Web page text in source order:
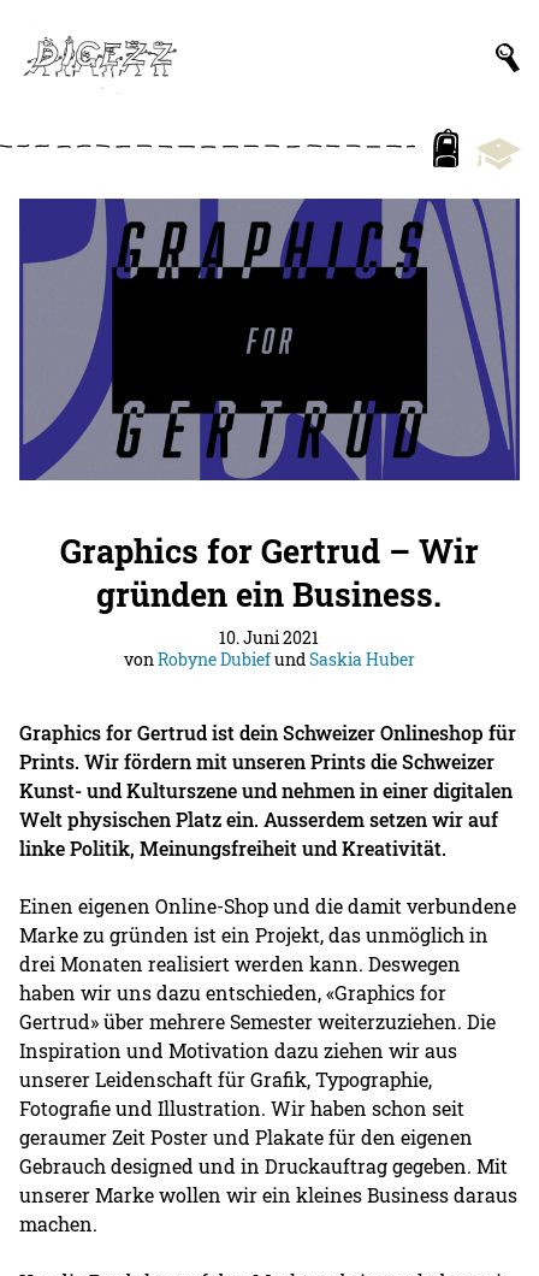
Graphics for Gertrud – Wir
gründen ein Business.
10. Juni 2021
vonRobyne DubiefundSaskia Huber
Graphics for Gertrud ist dein Schweizer Onlineshop für
Prints. Wir fördern mit unseren Prints die Schweizer
Kunst- und Kulturszene und nehmen in einer digitalen
Welt physischen Platz ein. Ausserdem setzen wir auf
linke Politik, Meinungsfreiheit und Kreativität.
Einen eigenen Online-Shop und die damit verbundene
Marke zu gründen ist ein Projekt, das unmöglich in
drei Monaten realisiert werden kann. Deswegen
haben wir uns dazu entschieden, «Graphics for
Gertrud» über mehrere Semester weiterzuziehen. Die
Inspiration und Motivation dazu ziehen wir aus
unserer Leidenschaft für Grafik, Typographie,
Fotografie und Illustration. Wir haben schon seit
geraumer Zeit Poster und Plakate für den eigenen
Gebrauch designed und in Druckauftrag gegeben. Mit
unserer Marke wollen wir ein kleines Business daraus
machen.